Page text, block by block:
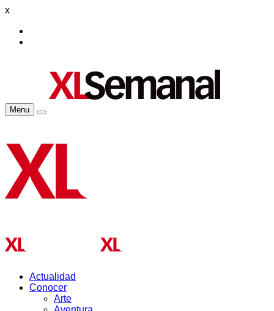
x
Menu
Actualidad
Conocer
Arte